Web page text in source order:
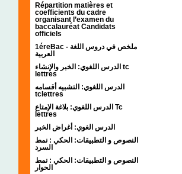
Répartition matières et
coefficients du cadre
organisant l’examen du
baccalauréat Candidats
officiels
1éreBac - ملخص في دروس اللغة
العربية
الدرس اللغوي: الخبر والإنشاء tc
lettres
الدرس اللغوي: التشبيه أقسامه
tclettres
الدرس اللغوي: بلاغة الإمتاع Tc
lettres
الدرس الغوي: أغراض الخبر
النصوص و التطبيقات: الحكي : نمط
السرد
النصوص و التطبيقات: الحكي : نمط
الحوار